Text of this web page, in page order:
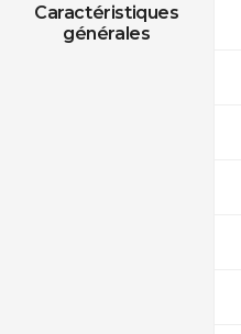
Caractéristiques
générales